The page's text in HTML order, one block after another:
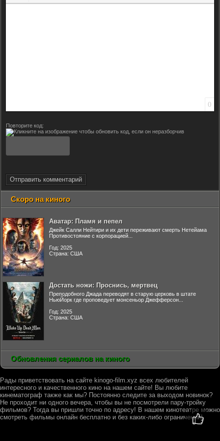
Вставить смайлик
Вставка скрытого текста
Вставка цитаты
Вставка спойлера
0
Повторите код:
Отправить комментарий
Скоро на киного
Аватар: Пламя и пепел
Джейк Салли Нейтири и их дети переживают смерть Нетейама
Противостояние с корпорацией...
Год: 2025
Страна: США
Достать ножи: Проснись, мертвец
Преподобного Джада переводят в старую церковь в штате
НьюЙорк где проповедует монсеньор Джефферсон...
Год: 2025
Страна: США
Обновления сериалов на киного
Рады приветствовать на сайте kinogo-film.xyz всех любителей
интересного и качественного кино на нашем сайте! Вы любите
кинематограф также как мы? Постоянно следите за выходом новинок?
Не проходит ни одного вечера, чтобы вы не посмотрели пару-тройку
фильмов? Тогда вы пришли точно по адресу! В нашем кинотеатре можно
смотреть фильмы онлайн бесплатно и без каких-либо ограничений!